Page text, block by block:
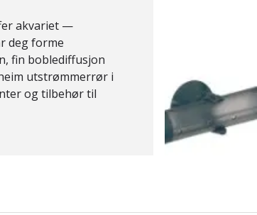
akvariet —
degforme
fin boblediffusjon
utstrømmerrør i
ogtilbehør til